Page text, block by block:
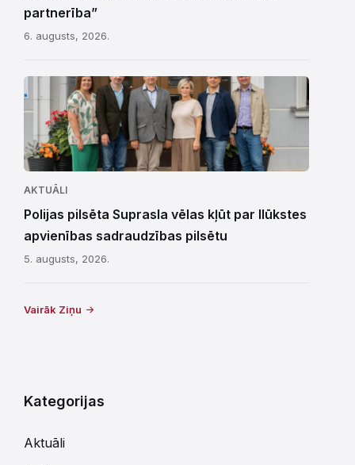
partnerība”
6. augusts, 2026.
AKTUĀLI
Polijas pilsēta Suprasla vēlas kļūt par Ilūkstes
apvienības sadraudzības pilsētu
5. augusts, 2026.
Vairāk Ziņu
Kategorijas
Aktuāli